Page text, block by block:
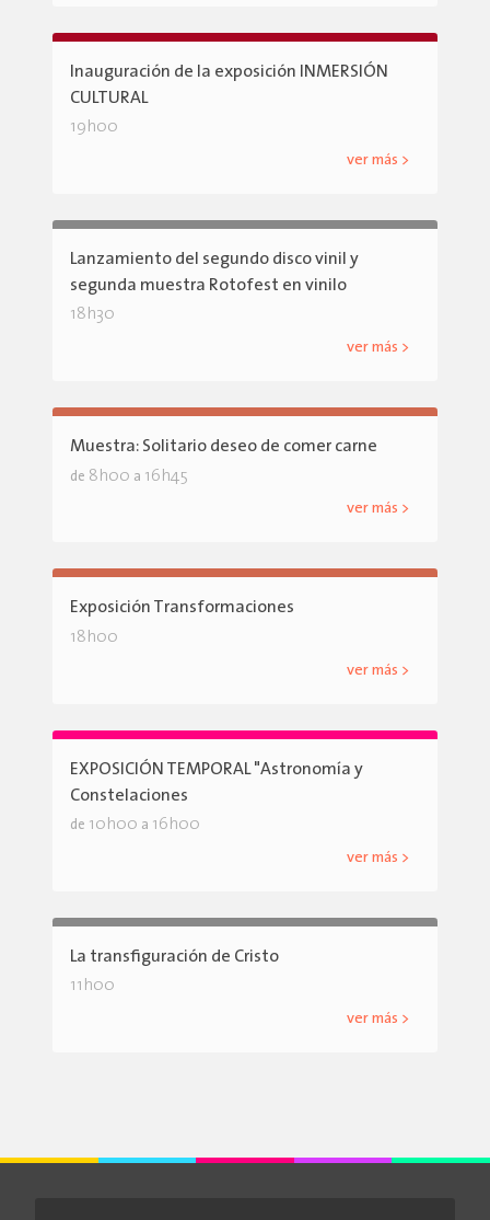
Inauguración de la exposición INMERSIÓN
CULTURAL
19h00
ver más >
Lanzamiento del segundo disco vinil y
segunda muestra Rotofest en vinilo
18h30
ver más >
Muestra: Solitario deseo de comer carne
de 8h00 a 16h45
ver más >
Exposición Transformaciones
18h00
ver más >
EXPOSICIÓN TEMPORAL "Astronomía y
Constelaciones
de 10h00 a 16h00
ver más >
La transfiguración de Cristo
11h00
ver más >